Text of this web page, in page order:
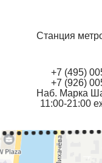
Станция
+7 (495)
+7 (926)
Наб. Марка
11:00-21:00